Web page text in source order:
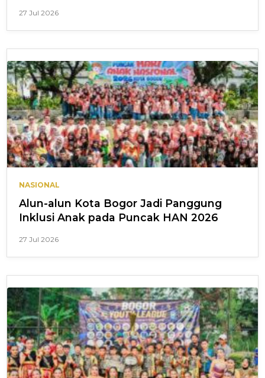
27 Jul 2026
NASIONAL
Alun-alun Kota Bogor Jadi Panggung
Inklusi Anak pada Puncak HAN 2026
27 Jul 2026